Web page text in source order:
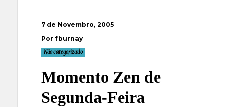
7 de Novembro, 2005
Por fburnay
Não categorizado
Momento Zen de
Segunda-Feira